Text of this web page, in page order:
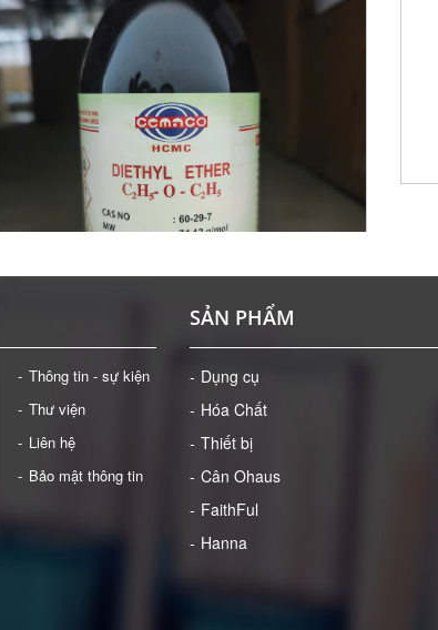
Giá: Liên hệ
ĐẶT HÀNG
Thông tin - sự kiện
Thư viện
Liên hệ
Bảo mật thông tin
SẢN PHẨM
Dụng cụ
Hóa Chất
Thiết bị
Cân Ohaus
FaithFul
Hanna